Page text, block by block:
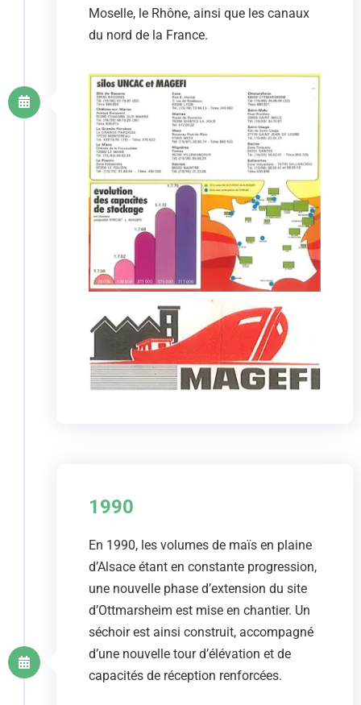
Moselle, le Rhône, ainsi que les canaux
du nord de la France.
1990
En 1990, les volumes de maïs en plaine
d’Alsace étant en constante progression,
une nouvelle phase d’extension du site
d’Ottmarsheim est mise en chantier. Un
séchoir est ainsi construit, accompagné
d’une nouvelle tour d’élévation et de
capacités de réception renforcées.